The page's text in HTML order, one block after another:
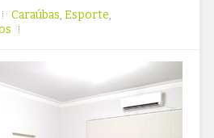
Caraúbas, Esporte,